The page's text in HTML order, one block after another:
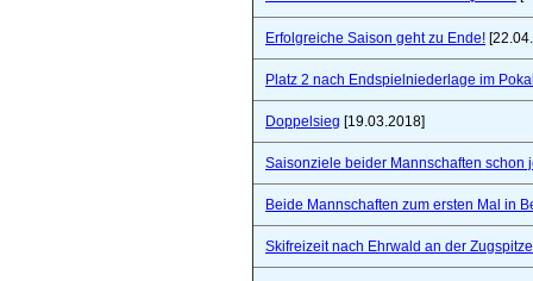
Erfolgreiche Saison geht zu Ende!
Platz 2 nach Endspielniederlage im
Doppelsieg [19.03.2018]
Saisonziele beider Mannschaften schon
Beide Mannschaften zum ersten Mal in
Skifreizeit nach Ehrwald an der Zugspitze